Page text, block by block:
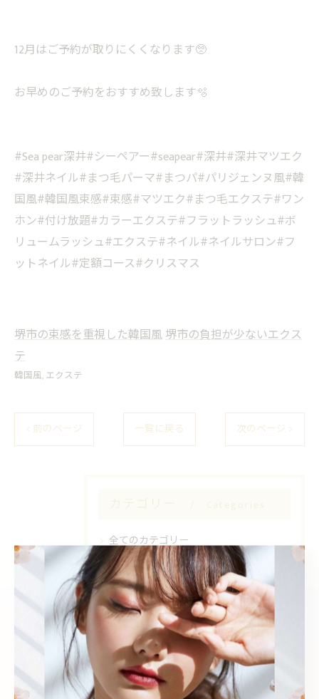
12月はご予約が取りにくくなります🥺
お早めのご予約をおすすめ致します️🫧
#Sea pear深井#シーペアー#seapear#深井#深井マツエク
#深井ネイル#まつ毛パーマ#まつパ#パリジェンヌ風#韓
国風#韓国風束感#束感#マツエク#まつ毛エクステ#ワン
ホン#付け放題#カラーエクステ#フラットラッシュ#ボ
リュームラッシュ#エクステ#ネイル#ネイルサロン#フ
ットネイル#定額コース#クリスマス
堺市の束感を重視した韓国風堺市の負担が少ないエクス
テ
韓国風 エクステ
< 前のページ 一覧に戻る 次のページ >
カテゴリー Categories
全てのカテゴリー
Sea pear 鳳店
Sea pear 深井店
韓国風
エクステ
眉毛ワックス